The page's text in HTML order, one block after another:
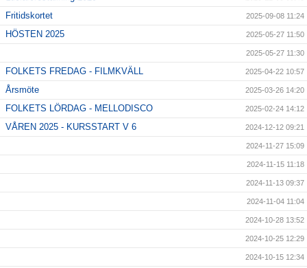
Fritidskortet 2025-09-08 11:24
HÖSTEN 2025 2025-05-27 11:50
2025-05-27 11:30
FOLKETS FREDAG - FILMKVÄLL 2025-04-22 10:57
Årsmöte 2025-03-26 14:20
FOLKETS LÖRDAG - MELLODISCO 2025-02-24 14:12
VÅREN 2025 - KURSSTART V 6 2024-12-12 09:21
2024-11-27 15:09
2024-11-15 11:18
2024-11-13 09:37
2024-11-04 11:04
2024-10-28 13:52
2024-10-25 12:29
2024-10-15 12:34